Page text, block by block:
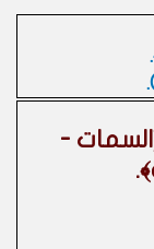
.
﴿السمات -